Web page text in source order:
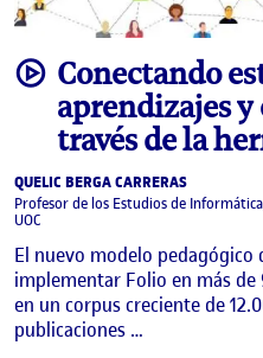
videoConectando
aprendizajes
través de la
QUELIC BERGA CARRERAS
Profesor de los Estudios de
UOC
El nuevo modelo pedagógico
implementar Folio en más
en un corpus creciente de
publicaciones …